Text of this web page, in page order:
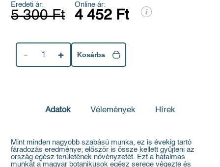
Eredeti ár:
5 300 Ft
Online ár:
4 452 Ft
1 Kosárba
Adatok Vélemények Hírek
Mint minden nagyobb szabású munka, ez is évekig tartó
fáradozás eredménye; először is össze kellett gyűjteni az
ország egész területének növényzetét. Ezt a hatalmas
munkát a magyar botanikusok egész serege végezte és